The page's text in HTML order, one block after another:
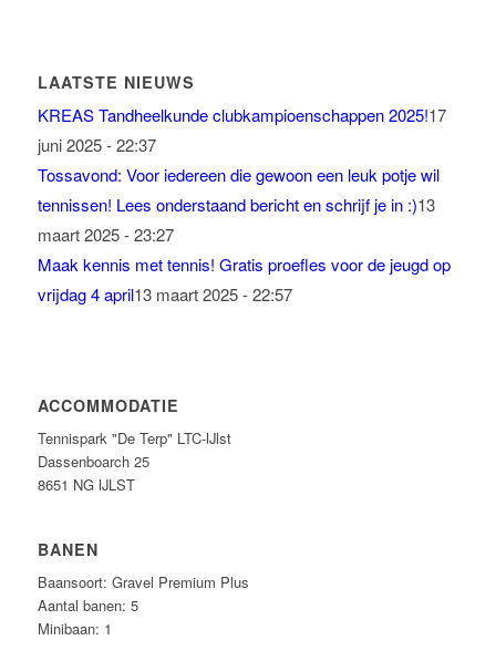
LAATSTE NIEUWS
KREAS Tandheelkunde clubkampioenschappen 2025!17
juni 2025 - 22:37
Tossavond: Voor iedereen die gewoon een leuk potje wil
tennissen! Lees onderstaand bericht en schrijf je in :)13
maart 2025 - 23:27
Maak kennis met tennis! Gratis proefles voor de jeugd op
vrijdag 4 april13 maart 2025 - 22:57
ACCOMMODATIE
Tennispark "De Terp" LTC-IJlst
Dassenboarch 25
8651 NG IJLST
BANEN
Baansoort: Gravel Premium Plus
Aantal banen: 5
Minibaan: 1